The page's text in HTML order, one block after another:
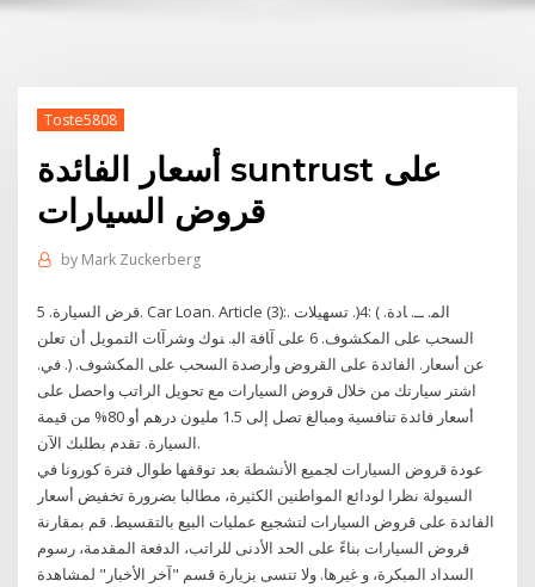
Toste5808
أسعار الفائدة suntrust على
قروض السيارات
by Mark Zuckerberg
ﻗﺮض اﻟﺴﻴﺎرة. 5. Car Loan. Article (3):. اﻟﻤ. ــ. ﺎدة. ) :4(. ﺗﺴﻬﻴﻼت
اﻟﺴﺤﺐ ﻋﻠﻰ اﻟﻤﻜﺸﻮف. 6 ﻋﻠﻰ آﺎﻓﺔ اﻟﺒ. ﻨﻮك وﺷﺮآﺎت اﻟﺘﻤﻮﻳﻞ أن ﺗﻌﻠﻦ
ﻋﻦ أﺳﻌﺎر. اﻟﻔﺎﺋﺪة ﻋﻠﻰ اﻟﻘﺮوض وأرﺻﺪة اﻟﺴﺤﺐ ﻋﻠﻰ اﻟﻤﻜﺸﻮف. (. ﻓﻲ.
اشتر سيارتك من خلال قروض السيارات مع تحويل الراتب واحصل على
أسعار فائدة تنافسية ومبالغ تصل إلى 1.5 مليون درهم أو 80% من قيمة
السيارة. تقدم بطلبك الآن.
عودة قروض السيارات لجميع الأنشطة بعد توقفها طوال فترة كورونا في
السيولة نظرا لودائع المواطنين الكثيرة، مطالبا بضرورة تخفيض أسعار
الفائدة على قروض السيارات لتشجيع عمليات البيع بالتقسيط. قم بمقارنة
قروض السيارات بناءً على الحد الأدنى للراتب، الدفعة المقدمة، رسوم
السداد المبكرة، و غيرها. ولا تنسى بزيارة قسم "آخر الأخبار" لمشاهدة